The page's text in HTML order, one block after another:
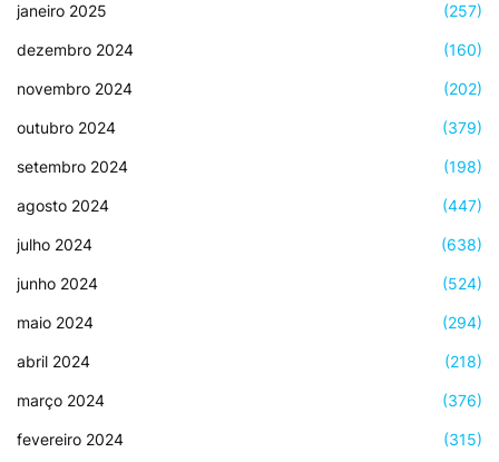
janeiro 2025 (257)
dezembro 2024 (160)
novembro 2024 (202)
outubro 2024 (379)
setembro 2024 (198)
agosto 2024 (447)
julho 2024 (638)
junho 2024 (524)
maio 2024 (294)
abril 2024 (218)
março 2024 (376)
fevereiro 2024 (315)